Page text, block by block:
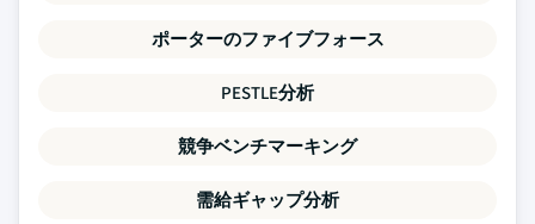
ポーターのファイブフォース
PESTLE分析
競争ベンチマーキング
需給ギャップ分析